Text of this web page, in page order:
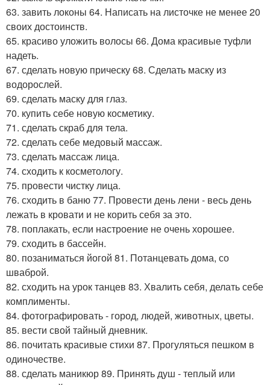
63. завить локоны 64. Написать на листочке не менее 20
своих достоинств.
65. красиво уложить волосы 66. Дома красивые туфли
надеть.
67. сделать новую прическу 68. Сделать маску из
водорослей.
69. сделать маску для глаз.
70. купить себе новую косметику.
71. сделать скраб для тела.
72. сделать себе медовый массаж.
73. сделать массаж лица.
74. сходить к косметологу.
75. провести чистку лица.
76. сходить в баню 77. Провести день лени - весь день
лежать в кровати и не корить себя за это.
78. поплакать, если настроение не очень хорошее.
79. сходить в бассейн.
80. позаниматься йогой 81. Потанцевать дома, со
шваброй.
82. сходить на урок танцев 83. Хвалить себя, делать себе
комплименты.
84. фотографировать - город, людей, животных, цветы.
85. вести свой тайный дневник.
86. почитать красивые стихи 87. Прогуляться пешком в
одиночестве.
88. сделать маникюр 89. Принять душ - теплый или